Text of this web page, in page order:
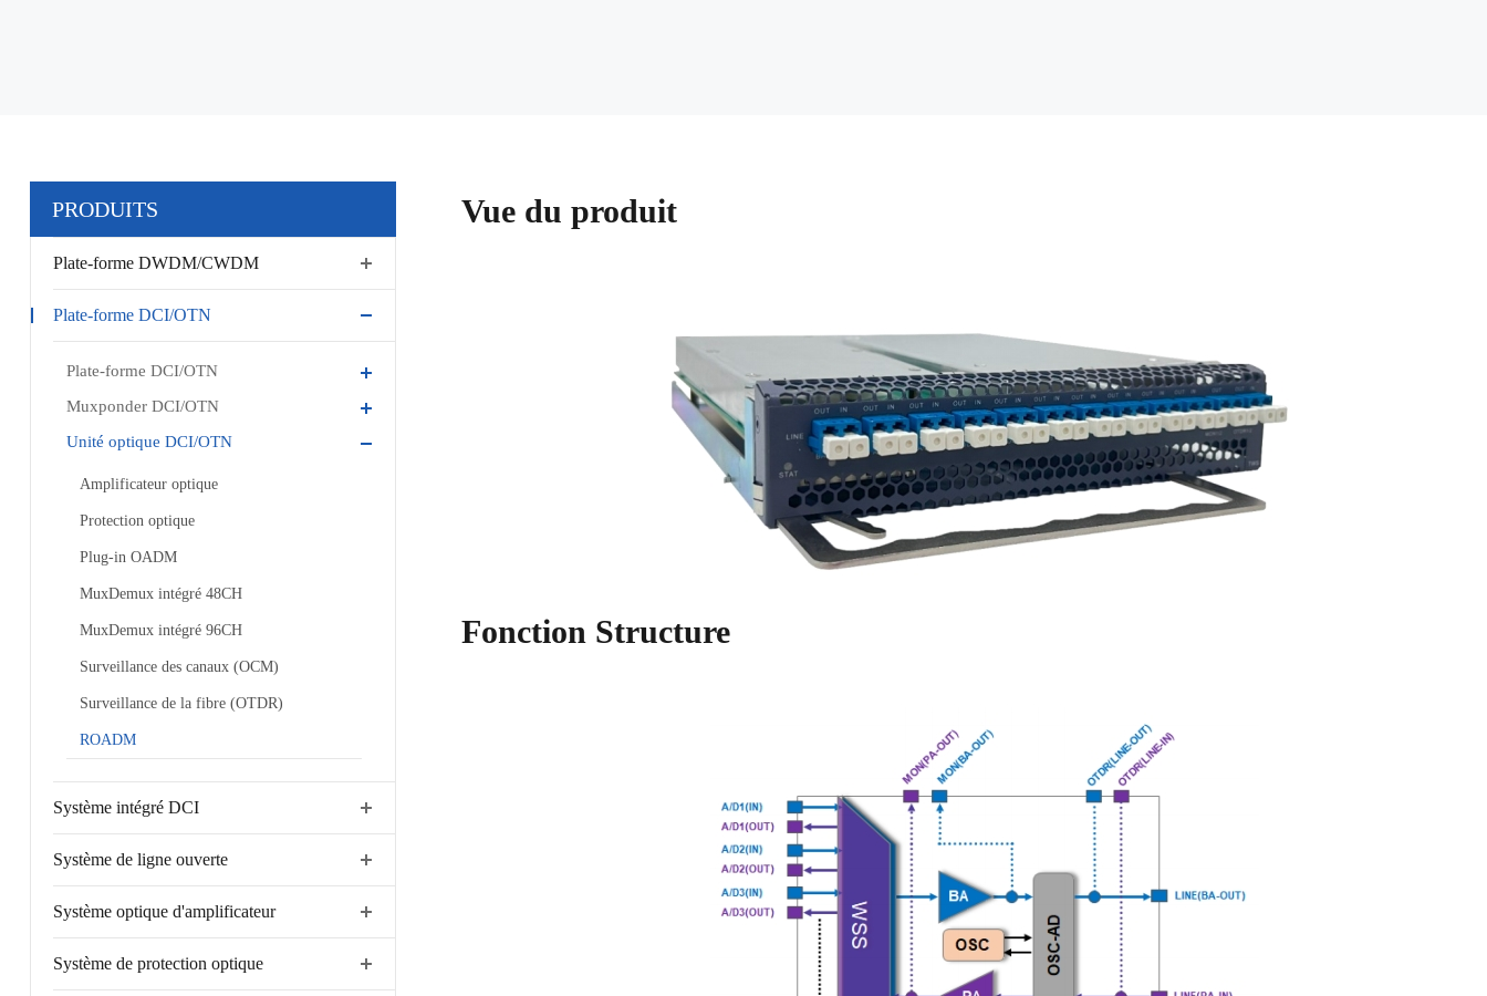
PRODUITS
Plate-forme DWDM/CWDM
Plate-forme DCI/OTN
Plate-forme DCI/OTN
Muxponder DCI/OTN
Unité optique DCI/OTN
Amplificateur optique
Protection optique
Plug-in OADM
MuxDemux intégré 48CH
MuxDemux intégré 96CH
Surveillance des canaux (OCM)
Surveillance de la fibre (OTDR)
ROADM
Système intégré DCI
Système de ligne ouverte
Système optique d'amplificateur
Système de protection optique
Vue du produit
Fonction Structure